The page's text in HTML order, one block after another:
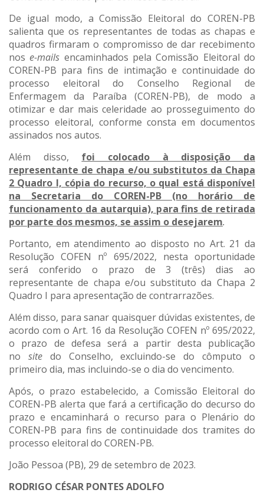
De igual modo, a Comissão Eleitoral do COREN-PB
salienta que os representantes de todas as chapas e
quadros firmaram o compromisso de dar recebimento
nose-mails encaminhados pela Comissão Eleitoral do
COREN-PB para fins de intimação e continuidade do
processo eleitoral do Conselho Regional de
Enfermagem da Paraíba (COREN-PB), de modo a
otimizar e dar mais celeridade ao prosseguimento do
processo eleitoral, conforme consta em documentos
assinados nos autos.
Além disso, foi colocado à disposição da
representante de chapa e/ou substitutos da Chapa
2 Quadro I, cópia do recurso, o qual está disponível
na Secretaria do COREN-PB (no horário de
funcionamento da autarquia), para fins de retirada
por parte dos mesmos, se assim o desejarem.
Portanto, em atendimento ao disposto no Art. 21 da
Resolução COFEN nº 695/2022, nesta oportunidade
será conferido o prazo de 3 (três) dias ao
representante de chapa e/ou substituto da Chapa 2
Quadro I para apresentação de contrarrazões.
Além disso, para sanar quaisquer dúvidas existentes, de
acordo com o Art. 16 da Resolução COFEN nº 695/2022,
o prazo de defesa será a partir desta publicação
no sitedo Conselho, excluindo-se do cômputo o
primeiro dia, mas incluindo-se o dia do vencimento.
Após, o prazo estabelecido, a Comissão Eleitoral do
COREN-PB alerta que fará a certificação do decurso do
prazo e encaminhará o recurso para o Plenário do
COREN-PB para fins de continuidade dos tramites do
processo eleitoral do COREN-PB.
João Pessoa (PB), 29 de setembro de 2023.
RODRIGO CÉSAR PONTES ADOLFO